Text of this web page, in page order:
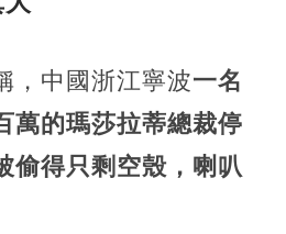
，中國浙江寧波一名
萬的瑪莎拉蒂總裁停
偷得只剩空殼，喇叭